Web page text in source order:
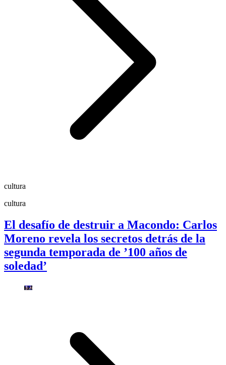
cultura
cultura
El desafío de destruir a Macondo: Carlos
Moreno revela los secretos detrás de la
segunda temporada de ’100 años de
soledad’